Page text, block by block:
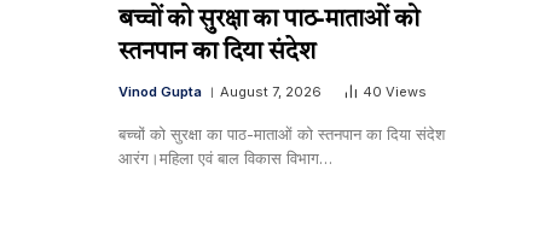
बच्चों को सुरक्षा का पाठ-माताओं को
स्तनपान का दिया संदेश
Vinod Gupta August 7, 2026 40 Views
बच्चों को सुरक्षा का पाठ-माताओं को स्तनपान का दिया संदेश
आरंग।महिला एवं बाल विकास विभाग…